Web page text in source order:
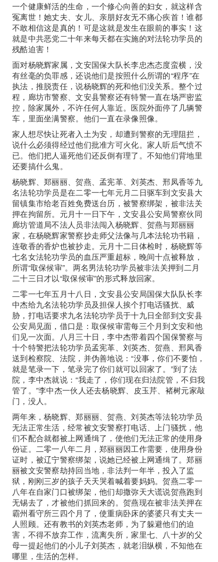
一个健康鲜活的生命，一个修心向善的妇女，就这样含
冤离世！她丈夫、女儿、亲朋好友无不痛心疾首！谁都
不敢相信这是真的！可是这就是发生在眼前的事实！这
就是中共恶党二十年来每天都在实施的对法轮功学员的
残酷迫害！
面对杨晓辉家属，文安国保大队长李忠杰态度蛮横，没
有丝毫的负罪感，还说他们是按照什么所谓的“程序”在
执法，推脱责任，说杨晓辉的死和他们没关系。整个过
程，廊坊市警察、文安县警察还有特警一直在场严密监
控，除家属外，不许任何人靠近。医院外面停了几辆警
车，里面坐满警察。他们一直在录像照像。
家人想尽快让死者入土为安，却遭到警察的无理阻拦，
说什么必须得经过他们批准方可火化。家人听后气愤不
已。他们把人逼死他们还反倒有理了。不知他们背地里
还要搞什么鬼。
杨晓辉、郑丽丽、贺燕、孟宪革、刘英杰、邢凤香等九
名法轮功学员是在二零一七年元月二日驱车到文安县大
留镇集市给老百姓免费送台历，被警察绑架，被非法关
押在拘留所。元月十一日下午，文安县公安局警察伙同
廊坊管道局不法人员非法闯入杨晓辉、贺燕与郑丽丽
家，在杨晓辉家警察抄走师父法像与几本法轮功书籍，
连敬香的香炉也被抄走。元月十二日体检时，杨晓辉等
七名女法轮功学员的血压严重超标，晚间十点被释放，
所谓“取保候审”。两名男法轮功学员被非法关押到二月
二十三日才以“取保候审”的形式释放回家。
二零一七年五月十八日，文安县公安局国保大队队长李
中杰给九名法轮功学员及担保人挨个打电话骚扰、威
胁，打电话要求九名法轮功学员于十九日全部到文安县
公安局见面，借口是：取保候审需每三个月到文安和他
们见一次面。八月三十日，李中杰带着四个国保警察与
十个特警把法轮功学员孟宪革、刘英杰、贺燕、邢凤香
送到检察院、法院，并伪善地说：“没事，你们不要怕，
就是笔录一下，笔录完了你们就可以回家了。”到了法
院，李中杰就说：“我走了，你们现在归法院管，不归我
管了。”李中杰一伙人还去杨晓辉、皮玉芹、褚树元家敲
门，没人。
两年来，杨晓辉、郑丽丽、贺燕、刘英杰等法轮功学员
无法正常生活，经常被文安警察打电话、上门骚扰，他
们不配合就都被上网通缉了，使他们无法正常的使用身
份证。二零一八年二月，郑丽丽因工作需要，使用身份
证时，被辽宁警察绑架，说她已经被上网通缉了。郑丽
丽被文安警察劫持回当地，非法判一年半，投入了监
狱，刚刚三岁的孩子天天哭着喊着要妈妈。贺燕二零一
八年在自家门口被绑架，他们却撒弥天大谎说贺燕跑到
无锡去了，才被他们抓回来的。贺燕现在被非法关押在
霸州看守所三四个月了，使重病卧床的婆婆只有丈夫一
人照顾。还有教书的刘英杰老师，为了躲避他们的迫
害，不得不放弃工作，流离失所，家里七、八十岁的父
母一提起他们的小儿子刘英杰，就老泪纵横，不知他在
哪里，生活的怎样。